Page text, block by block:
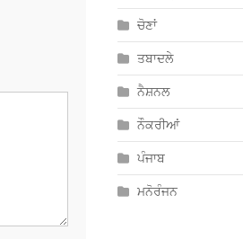
ਚੋਣਾਂ
ਤਬਾਦਲੇ
ਨੈਸ਼ਨਲ
ਨੌਕਰੀਆਂ
ਪੰਜਾਬ
ਮਨੋਰੰਜਨ